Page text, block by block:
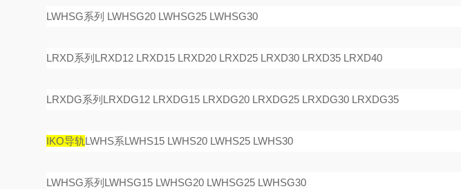
LWHSG系列 LWHSG20 LWHSG25 LWHSG30
LRXD系列LRXD12 LRXD15 LRXD20 LRXD25 LRXD30 LRXD35 LRXD40
LRXDG系列LRXDG12 LRXDG15 LRXDG20 LRXDG25 LRXDG30 LRXDG35
IKO导轨LWHS系LWHS15 LWHS20 LWHS25 LWHS30
LWHSG系列LWHSG15 LWHSG20 LWHSG25 LWHSG30